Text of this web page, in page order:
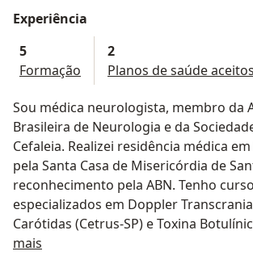
Experiência
5
Formação
2
Planos de saúde aceitos
Sou médica neurologista, membro da
Brasileira de Neurologia e da
Cefaleia. Realizei residência médica
pela Santa Casa de Misericórdia de
reconhecimento pela ABN. Tenho
especializados em Doppler
Carótidas (Cetrus-SP) e Toxina
Brasileiro de Dor, 2023).
mais